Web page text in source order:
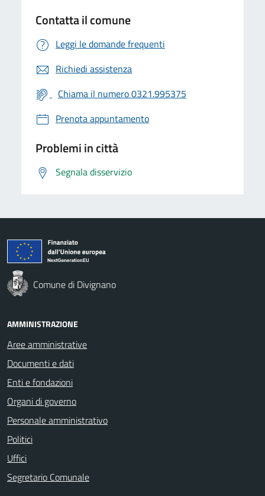
Contatta il comune
Leggi le domande frequenti
Richiedi assistenza
Chiama il numero 0321.995375
Prenota appuntamento
Problemi in città
Segnala disservizio
Comune di Divignano
AMMINISTRAZIONE
Aree amministrative
Documenti e dati
Enti e fondazioni
Organi di governo
Personale amministrativo
Politici
Uffici
Segretario Comunale